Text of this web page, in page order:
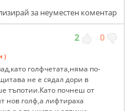
за неуместен коментар
2 0
)
голфчетата,няма по-
не е сядал дори в
тъпотии.Като почнеш от
нов голф,а лифтираха